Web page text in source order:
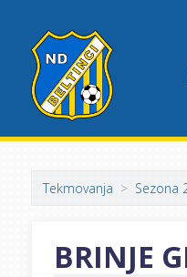
Tekmovanja Sezona
BRINJE